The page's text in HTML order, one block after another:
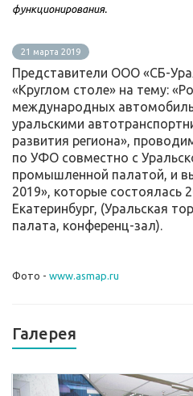
функционирования.
21 марта 2019
Представители ООО «СБ-
«Круглом столе» на тему:
международных
уральскими
развития региона»,
по УФО совместно с
промышленной палатой, и
2019», которые состоялась
Екатеринбург, (Уральская
палата, конференц-зал).
Фото - www.asmap.ru
Галерея